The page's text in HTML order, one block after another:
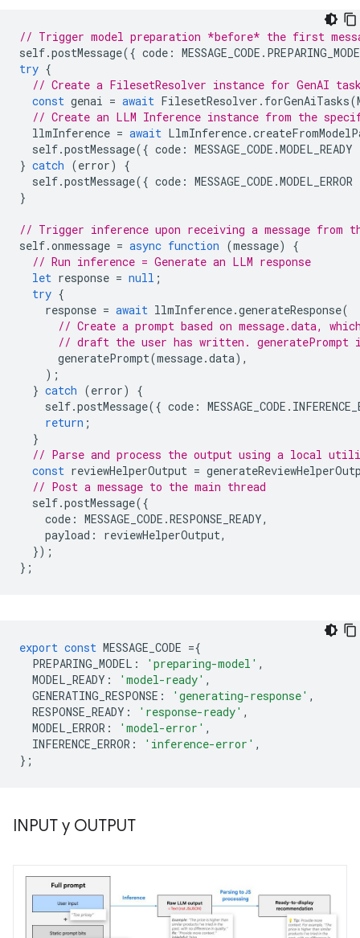
// Trigger model preparation *before* the first
self.postMessage({ code : MESSAGE_CODE .
try {
// Create a FilesetResolver instance for GenAI
const genai = await FilesetResolver . forGenAiTasks(
// Create an LLM Inference instance from the
llmInference = await LlmInference.
self.postMessage({ code : MESSAGE_CODE .MODEL_READY
} catch (error)
{
self.postMessage({ code : MESSAGE_CODE .MODEL_ERROR
}
// Trigger inference upon receiving a message from
self.onmessage = async function (message)
{
// Run inference = Generate an LLM response
let response = null ;
try {
response = await llmInference.generateResponse(
// Create a prompt based on message.data,
// draft the user has written.
generatePrompt(message.data),
);
} catch (error)
{
self.postMessage({ code : MESSAGE_CODE .
return ;
}
// Parse and process the output using a local
const reviewHelperOutput =
// Post a message to the main thread
self.postMessage({
code : MESSAGE_CODE .RESPONSE_READY,
payload : reviewHelperOutput,
});
};
export const MESSAGE_CODE ={
PREPARING_MODEL : 'preparing-model' ,
MODEL_READY : 'model-ready' ,
GENERATING_RESPONSE : 'generating-response' ,
RESPONSE_READY : 'response-ready' ,
MODEL_ERROR : 'model-error' ,
INFERENCE_ERROR : 'inference-error' ,
};
INPUT y OUTPUT